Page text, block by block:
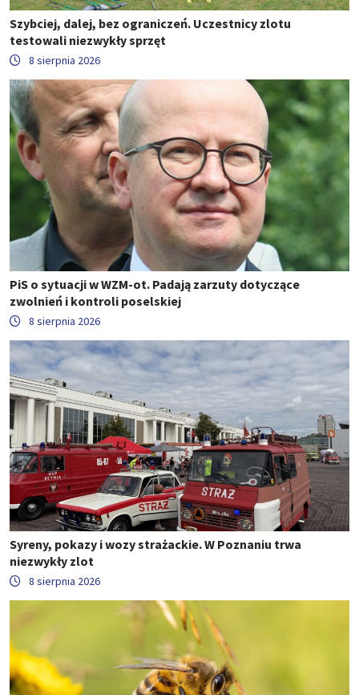
Szybciej, dalej, bez ograniczeń. Uczestnicy zlotu
testowali niezwykły sprzęt
8 sierpnia 2026
PiS o sytuacji w WZM-ot. Padają zarzuty dotyczące
zwolnień i kontroli poselskiej
8 sierpnia 2026
Syreny, pokazy i wozy strażackie. W Poznaniu trwa
niezwykły zlot
8 sierpnia 2026